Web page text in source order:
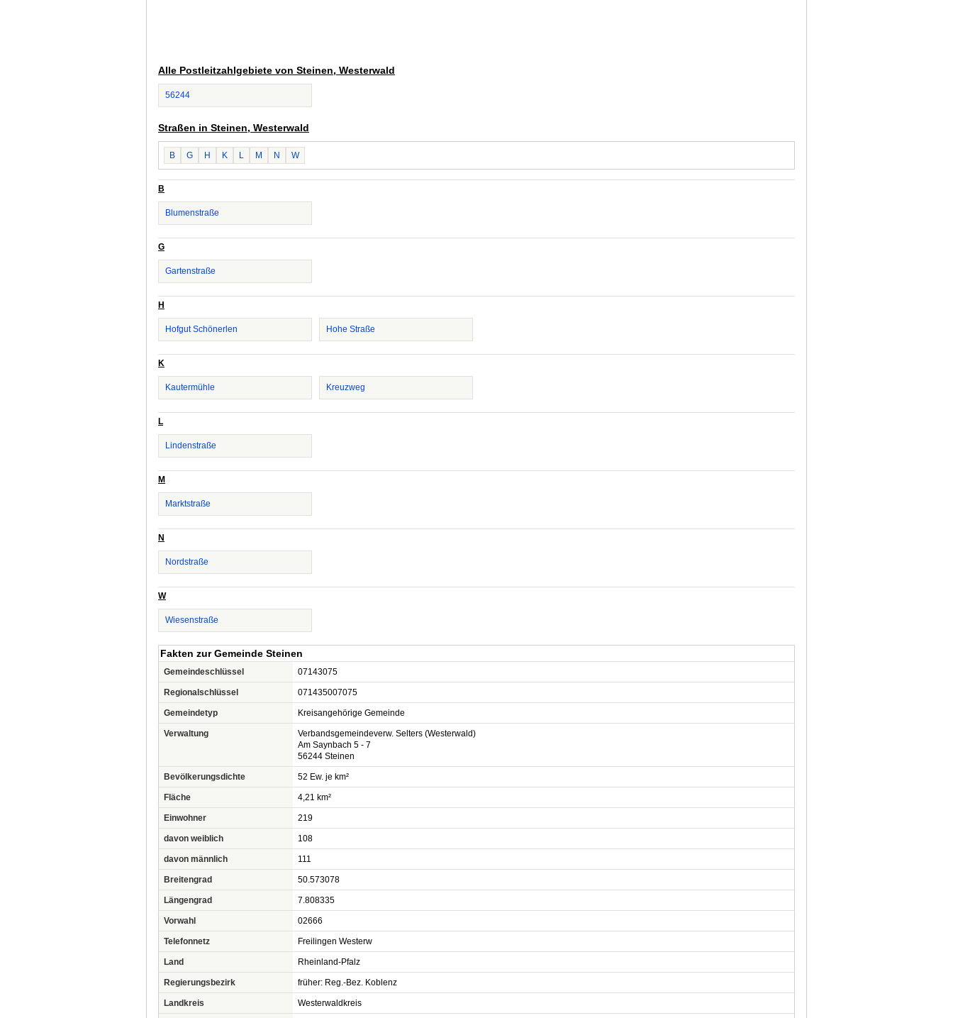
Alle Postleitzahlgebiete von Steinen, Westerwald
56244
Straßen in Steinen, Westerwald
B G H K L M N W
B
Blumenstraße
G
Gartenstraße
H
Hofgut Schönerlen Hohe Straße
K
Kautermühle Kreuzweg
L
Lindenstraße
M
Marktstraße
N
Nordstraße
W
Wiesenstraße
Fakten zur Gemeinde Steinen
Gemeindeschlüssel 07143075
Regionalschlüssel 071435007075
Gemeindetyp Kreisangehörige Gemeinde
Verwaltung
Verbandsgemeindeverw. Selters (Westerwald)
Am Saynbach 5 - 7
56244 Steinen
Bevölkerungsdichte 52 Ew. je km²
Fläche 4,21 km²
Einwohner 219
davon weiblich 108
davon männlich 111
Breitengrad 50.573078
Längengrad 7.808335
Vorwahl 02666
Telefonnetz Freilingen Westerw
Land Rheinland-Pfalz
Regierungsbezirk früher: Reg.-Bez. Koblenz
Landkreis Westerwaldkreis